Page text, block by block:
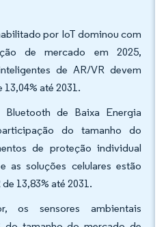
por IoT dominou com
de mercado em 2025,
de AR/VR devem
até 2031.
de Baixa Energia
do tamanho do
de proteção individual
as soluções celulares estão
13,83% até 2031.
os sensores ambientais